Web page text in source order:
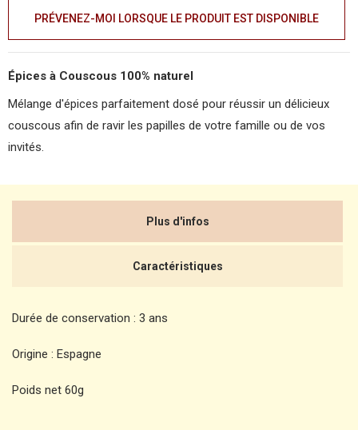
PRÉVENEZ-MOI LORSQUE LE PRODUIT EST DISPONIBLE
Épices à Couscous 100% naturel
Mélange d'épices parfaitement dosé pour réussir un délicieux
couscous afin de ravir les papilles de votre famille ou de vos
invités.
Plus d'infos
Caractéristiques
Durée de conservation : 3 ans
Origine : Espagne
Poids net 60g